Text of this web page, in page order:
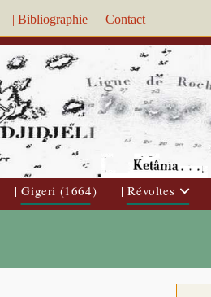
| Bibliographie | Contact
| Gigeri (1664) | Révoltes